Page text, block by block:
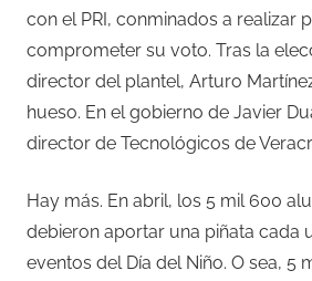
con el PRI, conminados a realizar
comprometer su voto. Tras la
director del plantel, Arturo
hueso. En el gobierno de Javier
director de Tecnológicos de
Hay más. En abril, los 5 mil 600
debieron aportar una piñata cada
eventos del Día del Niño. O sea, 5